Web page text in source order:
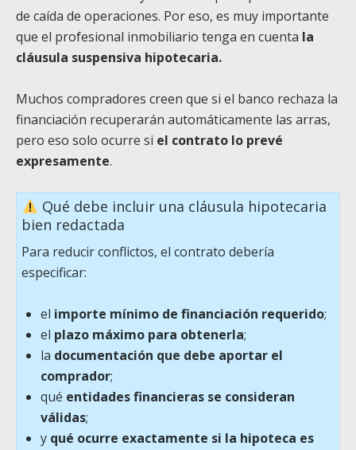
de caída de operaciones. Por eso, es muy importante
que el profesional inmobiliario tenga en cuenta la
cláusula suspensiva hipotecaria.
Muchos compradores creen que si el banco rechaza la
financiación recuperarán automáticamente las arras,
pero eso solo ocurre si el contrato lo prevé
expresamente.
Qué debe incluir una cláusula hipotecaria
bien redactada
Para reducir conflictos, el contrato debería
especificar:
el importe mínimo de financiación requerido;
el plazo máximo para obtenerla;
la documentación que debe aportar el
comprador;
qué entidades financieras se consideran
válidas;
y qué ocurre exactamente si la hipoteca es